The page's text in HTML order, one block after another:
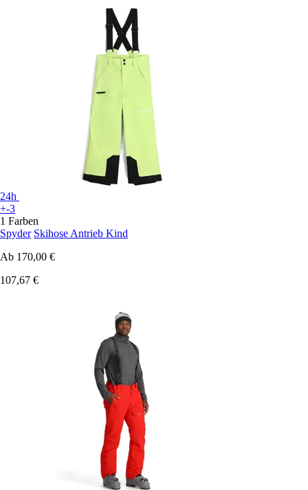
24h
+-3
1 Farben
Spyder Skihose Antrieb Kind
Ab 170,00 €
107,67 €